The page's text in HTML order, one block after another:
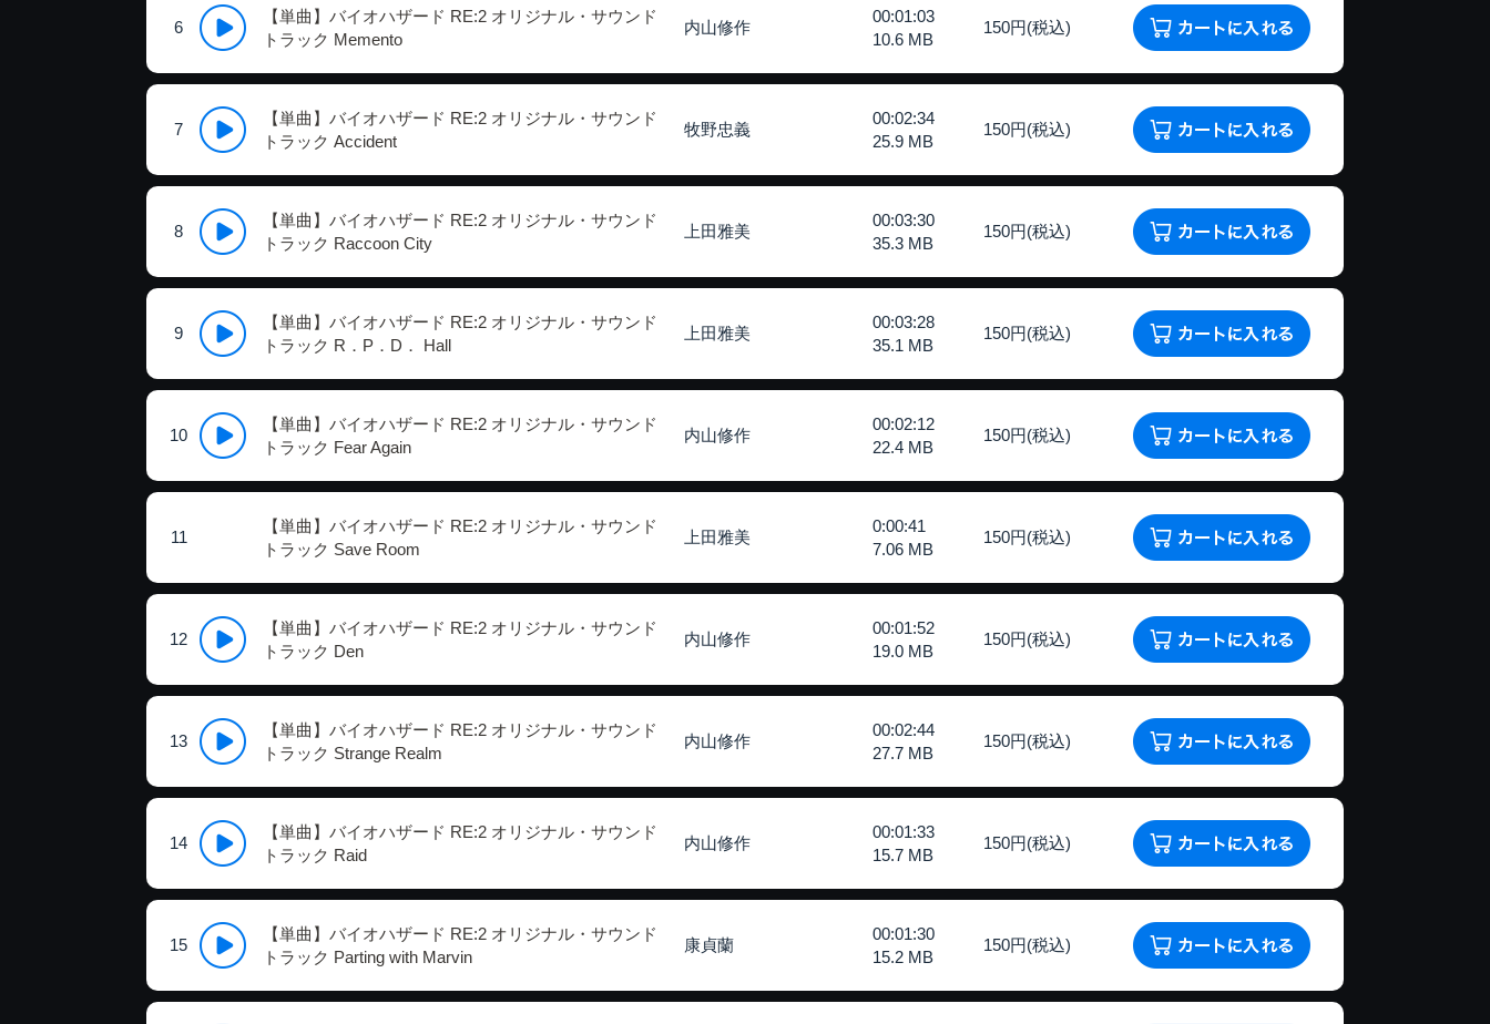
6
【単曲】バイオハザード RE:2 オリジナル・サウンド
トラック Memento
内山修作
00:01:03
10.6 MB
150円(税込)
7
【単曲】バイオハザード RE:2 オリジナル・サウンド
トラック Accident
牧野忠義
00:02:34
25.9 MB
150円(税込)
8
【単曲】バイオハザード RE:2 オリジナル・サウンド
トラック Raccoon City
上田雅美
00:03:30
35.3 MB
150円(税込)
9
【単曲】バイオハザード RE:2 オリジナル・サウンド
トラック R．P．D． Hall
上田雅美
00:03:28
35.1 MB
150円(税込)
10
【単曲】バイオハザード RE:2 オリジナル・サウンド
トラック Fear Again
内山修作
00:02:12
22.4 MB
150円(税込)
11
【単曲】バイオハザード RE:2 オリジナル・サウンド
トラック Save Room
上田雅美
0:00:41
7.06 MB
150円(税込)
12
【単曲】バイオハザード RE:2 オリジナル・サウンド
トラック Den
内山修作
00:01:52
19.0 MB
150円(税込)
13
【単曲】バイオハザード RE:2 オリジナル・サウンド
トラック Strange Realm
内山修作
00:02:44
27.7 MB
150円(税込)
14
【単曲】バイオハザード RE:2 オリジナル・サウンド
トラック Raid
内山修作
00:01:33
15.7 MB
150円(税込)
15
【単曲】バイオハザード RE:2 オリジナル・サウンド
トラック Parting with Marvin
康貞蘭
00:01:30
15.2 MB
150円(税込)